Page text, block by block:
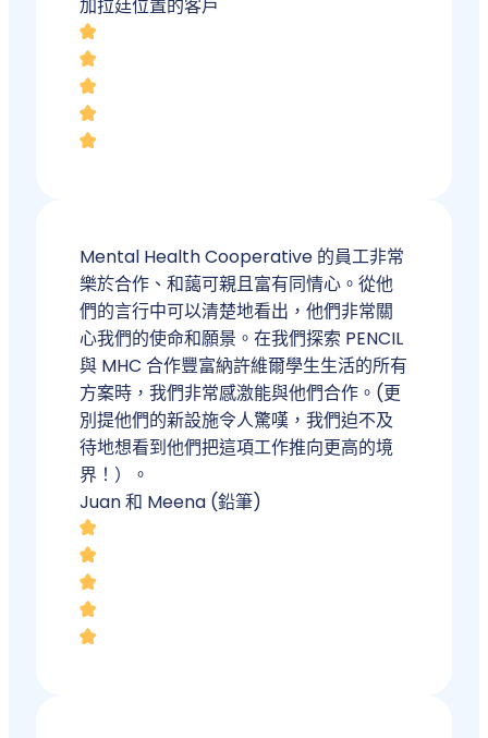
加拉廷位置的客戶
Mental Health Cooperative 的員工非常
樂於合作、和藹可親且富有同情心。從他
們的言行中可以清楚地看出，他們非常關
心我們的使命和願景。在我們探索 PENCIL
與 MHC 合作豐富納許維爾學生生活的所有
方案時，我們非常感激能與他們合作。(更
別提他們的新設施令人驚嘆，我們迫不及
待地想看到他們把這項工作推向更高的境
界！）。
Juan 和 Meena (鉛筆)